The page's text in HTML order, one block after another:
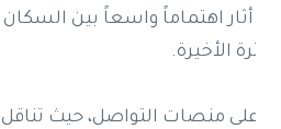
أثار اهتماماً واسعاً بين
الأخيرة.
على منصات التواصل، حيث